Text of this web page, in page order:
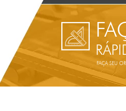
FAÇA SEU